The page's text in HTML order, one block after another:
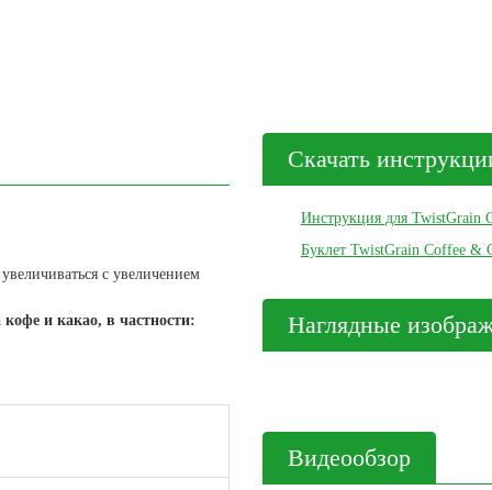
с увеличением
кофе и какао, в частности:
Скачать
Инструкция для TwistGrain
Буклет TwistGrain Coffee &
Наглядные
Видеообзор